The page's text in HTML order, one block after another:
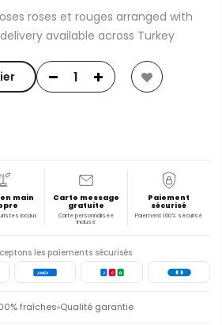
roses et rouges arranged with
available across Turkey
main
locaux
Carte message
gratuite
Carte personnalisée
incluse
Paiement
sécurisé
Paiement 100% sécurisé
les paiements sécurisés
AMEX J C B
fraîches Qualité garantie